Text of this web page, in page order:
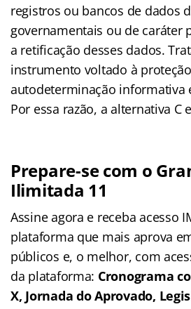
registros ou bancos de dados
governamentais ou de caráter
a retificação desses dados.
instrumento voltado à
autodeterminação informativa
Por essa razão, a alternativa C
Prepare-se com o
Ilimitada 11
Assine agora e receba acesso
plataforma que mais aprova
públicos e, o melhor, com
da plataforma: Cronograma
X, Jornada do Aprovado,